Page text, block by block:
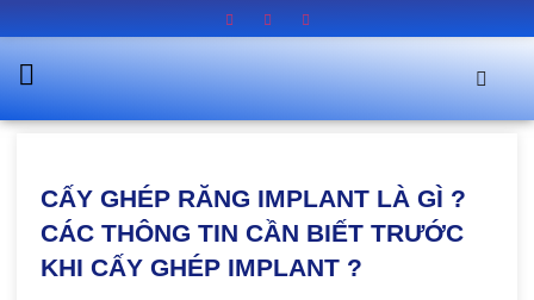
CẤY GHÉP RĂNG IMPLANT LÀ GÌ ?
CÁC THÔNG TIN CẦN BIẾT TRƯỚC
KHI CẤY GHÉP IMPLANT ?